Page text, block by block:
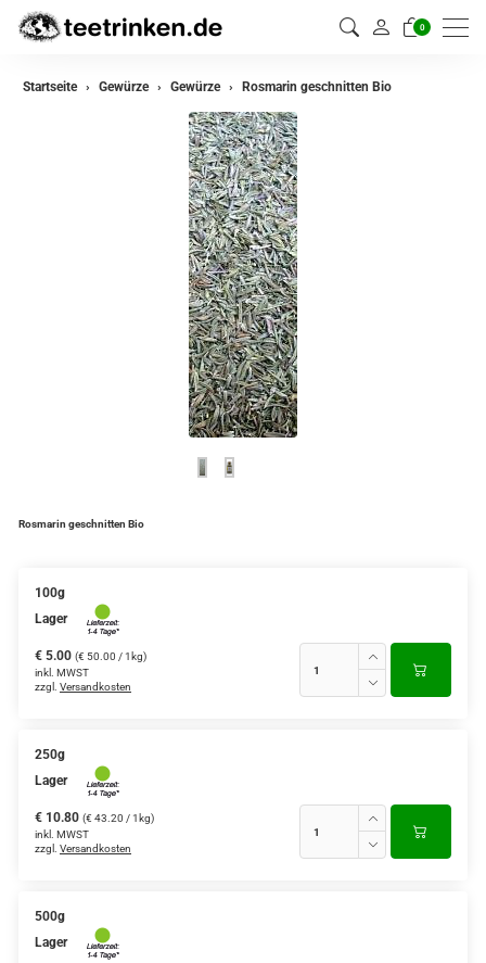
0
zurück
Startseite Gewürze Gewürze Rosmarin geschnitten Bio
Rosmarin geschnitten Bio
100g
Lager
€ 5.00 (€ 50.00 / 1kg)
inkl. MWST
zzgl. Versandkosten
250g
Lager
€ 10.80 (€ 43.20 / 1kg)
inkl. MWST
zzgl. Versandkosten
500g
Lager